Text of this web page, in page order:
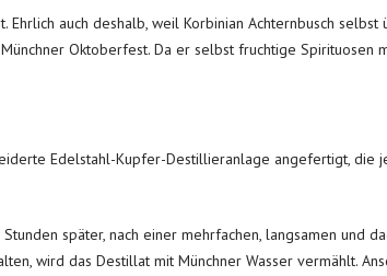
auch deshalb, weil Korbinian Achternbusch selbst
Oktoberfest. Da er selbst fruchtige Spirituosen
Edelstahl-Kupfer-Destillieranlage angefertigt, die
später, nach einer mehrfachen, langsamen und
wird das Destillat mit Münchner Wasser vermählt.